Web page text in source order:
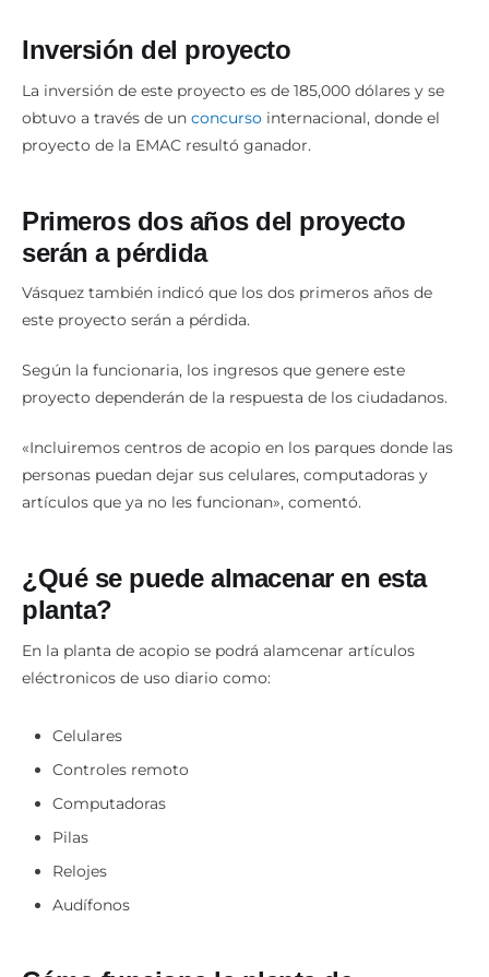
Inversión del proyecto
La inversión de este proyecto es de 185,000 dólares y se
obtuvo a través de un concurso internacional, donde el
proyecto de la EMAC resultó ganador.
Primeros dos años del proyecto
serán a pérdida
Vásquez también indicó que los dos primeros años de
este proyecto serán a pérdida.
Según la funcionaria, los ingresos que genere este
proyecto dependerán de la respuesta de los ciudadanos.
«Incluiremos centros de acopio en los parques donde las
personas puedan dejar sus celulares, computadoras y
artículos que ya no les funcionan», comentó.
¿Qué se puede almacenar en esta
planta?
En la planta de acopio se podrá alamcenar artículos
eléctronicos de uso diario como:
Celulares
Controles remoto
Computadoras
Pilas
Relojes
Audífonos